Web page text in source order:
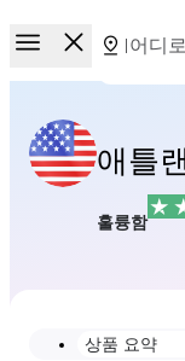
애틀
훌륭함
상품 요약